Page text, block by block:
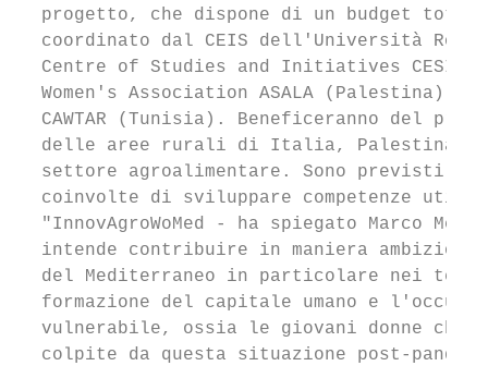
progetto, che dispone di un budget
coordinato dal CEIS dell'Università
Centre of Studies and Initiatives CESIE
Women's Association ASALA (Palestina),
CAWTAR (Tunisia). Beneficeranno del
delle aree rurali di Italia, Palestina,
settore agroalimentare. Sono previsti
coinvolte di sviluppare competenze
"InnovAgroWoMed - ha spiegato Marco
intende contribuire in maniera
del Mediterraneo in particolare nei
formazione del capitale umano e
vulnerabile, ossia le giovani donne che
colpite da questa situazione post-